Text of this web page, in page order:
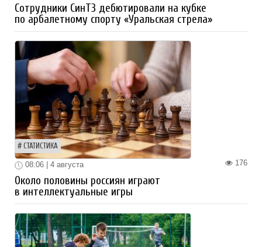
Сотрудники СинТЗ дебютировали на кубке
по арбалетному спорту «Уральская стрела»
СТАТИСТИКА
176
08:06 | 4 августа
Около половины россиян играют
в интеллектуальные игры